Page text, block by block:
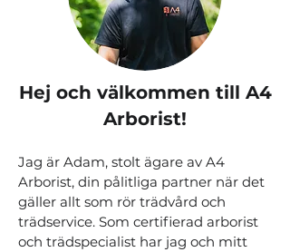
Hej och välkommen till A4
Arborist!
Jag är Adam, stolt ägare av A4
Arborist, din pålitliga partner när det
gäller allt som rör trädvård och
trädservice. Som certifierad arborist
och trädspecialist har jag och mitt